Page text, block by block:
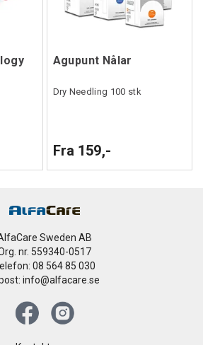
Agupunt Nålar
Dry Needling 100 stk
Fra 159,-
Sweden AB
nr. 559340-0517
08 564 85 030
info@alfacare.se